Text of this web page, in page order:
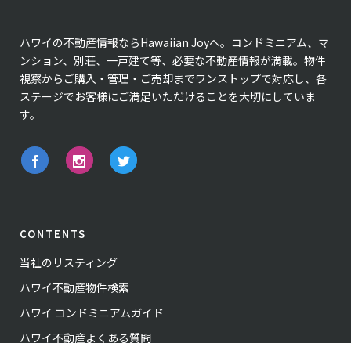
ハワイの不動産情報ならHawaiian Joyへ。コンドミニアム、マ
ンション、別荘、一戸建て等、必要な不動産情報が満載。物件
視察からご購入・管理・ご売却までワンストップで対応し、各
ステージでお客様にご満足いただけることを大切にしていま
す。
CONTENTS
当社のリスティング
ハワイ不動産物件検索
ハワイ コンドミニアムガイド
ハワイ不動産よくある質問